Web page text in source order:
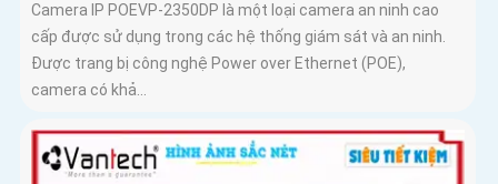
Camera IP POEVP-2350DP là một loại camera an ninh cao
cấp được sử dụng trong các hệ thống giám sát và an ninh.
Được trang bị công nghệ Power over Ethernet (POE),
camera có khả...